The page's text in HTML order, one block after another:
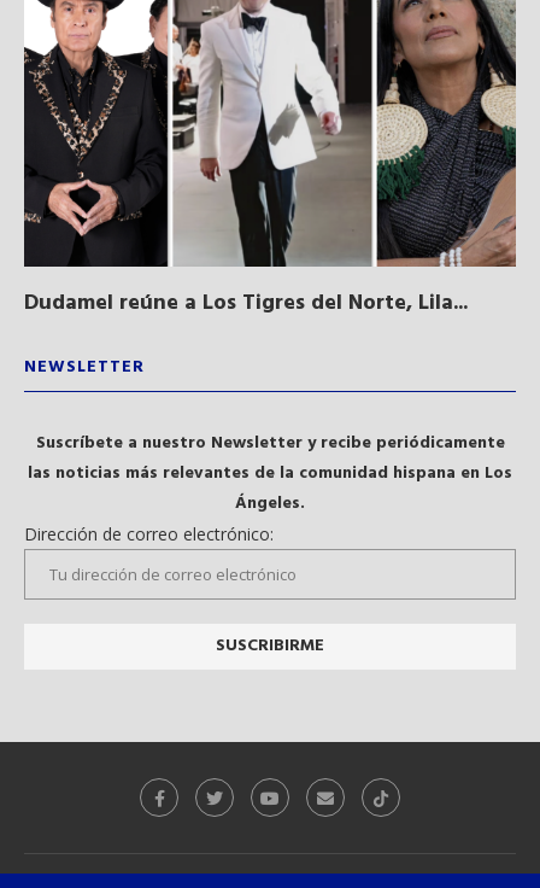
Dudamel reúne a Los Tigres del Norte, Lila...
NEWSLETTER
Suscríbete a nuestro Newsletter y recibe periódicamente
las noticias más relevantes de la comunidad hispana en Los
Ángeles.
Dirección de correo electrónico: